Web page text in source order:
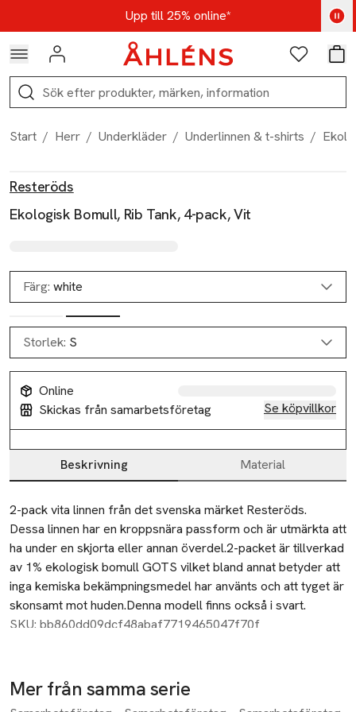
Hoppa till navigationsmenynUpp till 25% online*
Kod: AUG25 - Shoppa nu
Logga in Favoriter
Sök
Start / Herr / Underkläder / Underlinnen & t-shirts /
Resteröds
Ekologisk Bomull, Rib Tank, 4-pack, Vit
Färg: white
Storlek: S
Online
Skickas från samarbetsföretag
Se köpvillkor
Beskrivning Material
Beskrivning
2-pack vita linnen från det svenska märket Resteröds.
Dessa linnen har en kroppsnära passform och är utmärkta att
ha under en skjorta eller annan överdel.2-packet är tillverkad
av 1% ekologisk bomull GOTS vilket bland annat betyder att
inga kemiska bekämpningsmedel har använts och att tyget är
skonsamt mot huden.Denna modell finns också i svart.
SKU: bb860dd09dcf48abaf7719465047f70f
Mer från samma serie